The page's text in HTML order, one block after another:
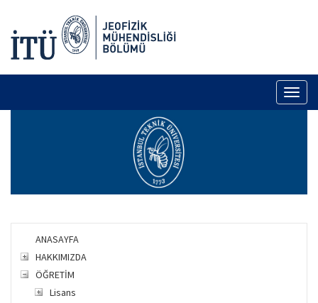
ANASAYFA
HAKKIMIZDA
ÖĞRETİM
Lisans